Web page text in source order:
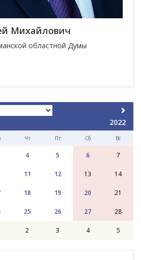
Михайлович
областной Думы
2022
Чт Пт Сб Вс
4 5 6 7
11 12 13 14
18 19 20 21
25 26 27 28
2 3 4 5